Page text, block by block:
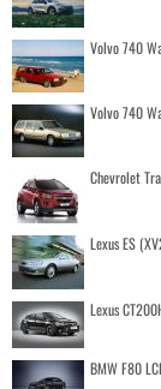
Volvo 740
Volvo 740
Chevrolet
Lexus ES
Lexus
BMW F80 LCI